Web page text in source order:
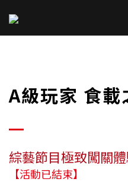
A級玩家 食載
綜藝節目極致闖關
【活動已結束】